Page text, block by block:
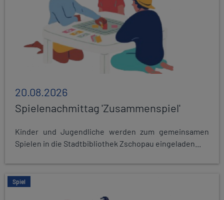
20.08.2026
Spielenachmittag 'Zusammenspiel'
Kinder und Jugendliche werden zum gemeinsamen
Spielen in die Stadtbibliothek Zschopau eingeladen...
Spiel